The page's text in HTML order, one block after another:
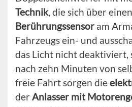
Technik, die sich über einen
Berührungssensor am
Fahrzeugs ein- und
das Licht nicht deaktiviert,
nach zehn Minuten von
freie Fahrt sorgen die
derAnlasser mit